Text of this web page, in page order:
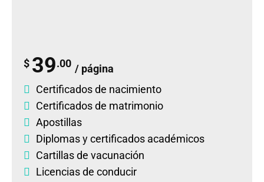
$ 39.00 / página
Certificados de nacimiento
Certificados de matrimonio
Apostillas
Diplomasycertificados académicos
Cartillas de vacunación
Licencias de conducir